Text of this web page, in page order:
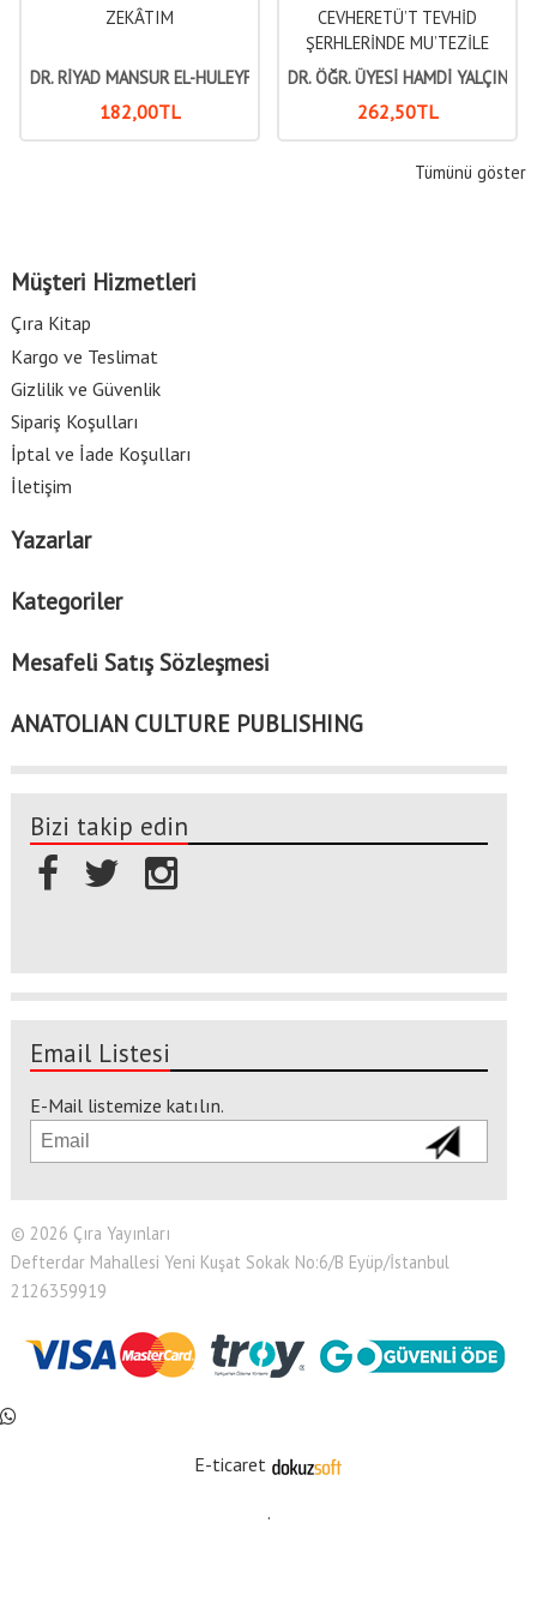
ZEKÂTIM
DR. RİYAD MANSUR EL-HULEYFÎ
182,00TL
CEVHERETÜ’T TEVHİD
ŞERHLERİNDE MU’TEZİLE
ELEŞTİRİSİ
DR. ÖĞR. ÜYESİ HAMDİ YALÇIN
262,50TL
Tümünü göster
Müşteri Hizmetleri
Çıra Kitap
Kargo ve Teslimat
Gizlilik ve Güvenlik
Sipariş Koşulları
İptal ve İade Koşulları
İletişim
Yazarlar
Kategoriler
Mesafeli Satış Sözleşmesi
ANATOLIAN CULTURE PUBLISHING
Bizi takip edin
Email Listesi
E-Mail listemize katılın.
© 2026 Çıra Yayınları
Defterdar Mahallesi Yeni Kuşat Sokak No:6/B Eyüp/İstanbul
2126359919
E-ticaret
.